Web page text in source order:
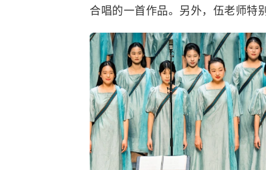
合唱的一首作品。另外，伍老师特